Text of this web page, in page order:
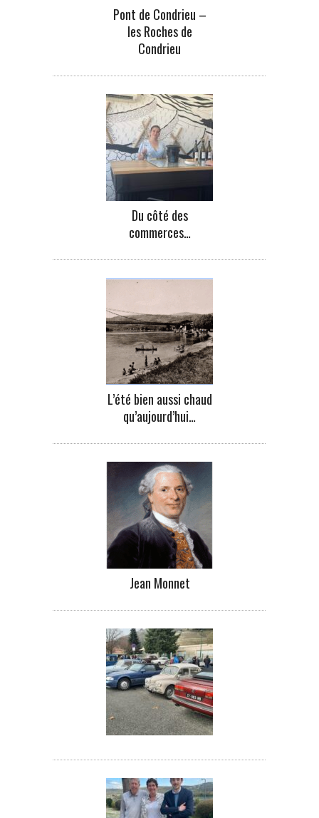
Pont de Condrieu –
les Roches de
Condrieu
Du côté des
commerces…
L’été bien aussi chaud
qu’aujourd’hui…
Jean Monnet